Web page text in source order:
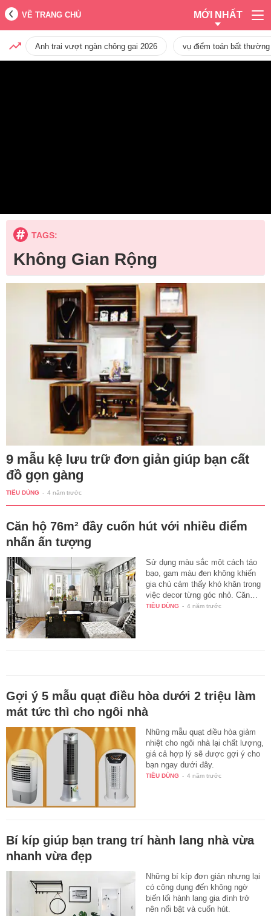
VỀ TRANG CHỦ MỚI NHẤT
Anh trai vượt ngàn chông gai 2026 vụ điểm toán bất
TAGS:
Không Gian Rộng
9 mẫu kệ lưu trữ đơn giản giúp bạn cất
đồ gọn gàng
TIÊU DÙNG - 4 năm trước
Căn hộ 76m² đầy cuốn hút với nhiều điểm
nhấn ấn tượng
Sử dụng màu sắc một cách táo
bạo, gam màu đen không khiến
gia chủ cảm thấy khó khăn trong
việc decor từng góc nhỏ. Căn…
TIÊU DÙNG - 4 năm trước
Gợi ý 5 mẫu quạt điều hòa dưới 2 triệu làm
mát tức thì cho ngôi nhà
Những mẫu quạt điều hòa giảm
nhiệt cho ngôi nhà lại chất lượng,
giá cả hợp lý sẽ được gợi ý cho
bạn ngay dưới đây.
TIÊU DÙNG - 4 năm trước
Bí kíp giúp bạn trang trí hành lang nhà vừa
nhanh vừa đẹp
Những bí kíp đơn giản nhưng lại
có công dụng đến không ngờ
biến lối hành lang gia đình trở
nên nổi bật và cuốn hút.